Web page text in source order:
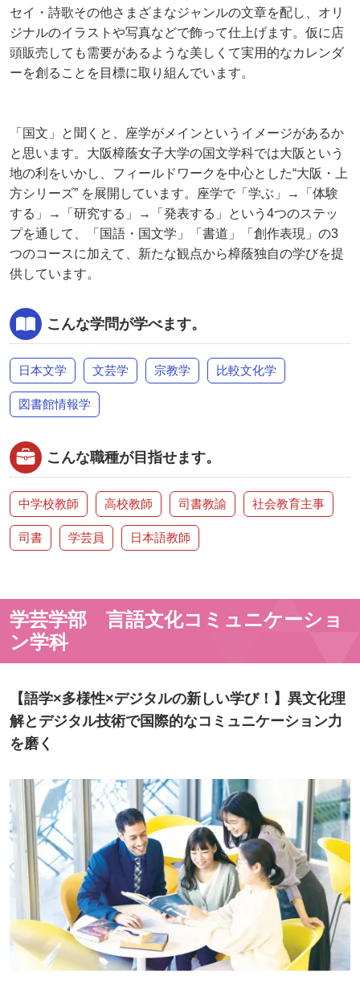
セイ・詩歌その他さまざまなジャンルの文章を配し、オリ
ジナルのイラストや写真などで飾って仕上げます。仮に店
頭販売しても需要があるような美しくて実用的なカレンダ
ーを創ることを目標に取り組んでいます。
「国文」と聞くと、座学がメインというイメージがあるか
と思います。大阪樟蔭女子大学の国文学科では大阪という
地の利をいかし、フィールドワークを中心とした“大阪・上
方シリーズ” を展開しています。座学で「学ぶ」→「体験
する」→「研究する」→「発表する」という4つのステッ
プを通して、「国語・国文学」「書道」「創作表現」の3
つのコースに加えて、新たな観点から樟蔭独自の学びを提
供しています。
こんな学問が学べます。
日本文学 文芸学 宗教学 比較文化学
図書館情報学
こんな職種が目指せます。
中学校教師 高校教師 司書教諭 社会教育主事
司書 学芸員 日本語教師
学芸学部 言語文化コミュニケーショ
ン学科
【語学×多様性×デジタルの新しい学び！】異文化理
解とデジタル技術で国際的なコミュニケーション力
を磨く